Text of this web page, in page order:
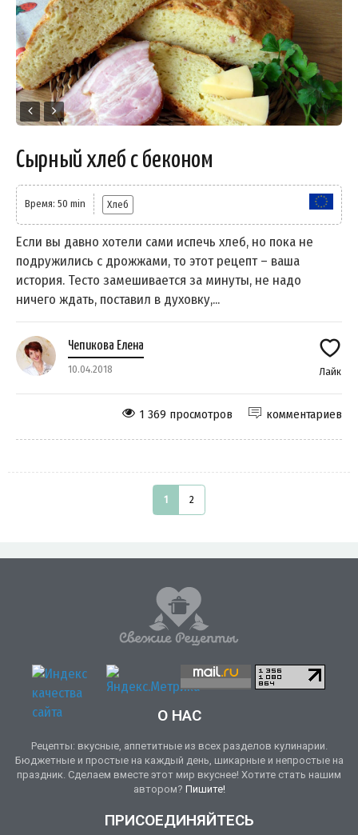
Сырный хлеб с беконом
Время: 50 min Хлеб
Если вы давно хотели сами испечь хлеб, но пока не
подружились с дрожжами, то этот рецепт – ваша
история. Тесто замешивается за минуты, не надо
ничего ждать, поставил в духовку,...
Чепикова Елена
10.04.2018 Лайк
комментариев
1 369 просмотров
1 2
О НАС
Рецепты: вкусные, аппетитные из всех разделов кулинарии.
Бюджетные и простые на каждый день, шикарные и непростые на
праздник. Сделаем вместе этот мир вкуснее! Хотите стать нашим
автором? Пишите!
ПРИСОЕДИНЯЙТЕСЬ